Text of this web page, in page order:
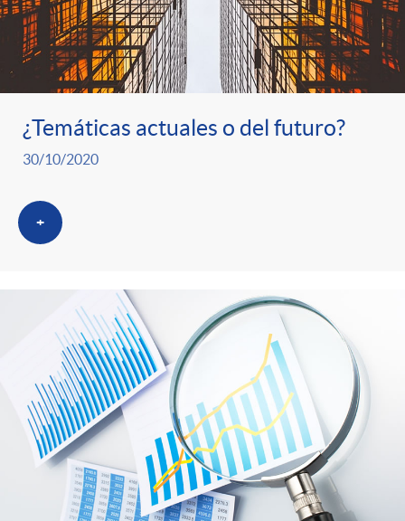
¿Temáticas actuales o del futuro?
30/10/2020
+